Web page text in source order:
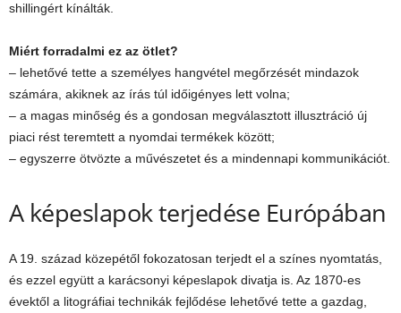
shillingért kínálták.
Miért forradalmi ez az ötlet?
– lehetővé tette a személyes hangvétel megőrzését mindazok
számára, akiknek az írás túl időigényes lett volna;
– a magas minőség és a gondosan megválasztott illusztráció új
piaci rést teremtett a nyomdai termékek között;
– egyszerre ötvözte a művészetet és a mindennapi kommunikációt.
A képeslapok terjedése Európában
A 19. század közepétől fokozatosan terjedt el a színes nyomtatás,
és ezzel együtt a karácsonyi képeslapok divatja is. Az 1870-es
évektől a litográfiai technikák fejlődése lehetővé tette a gazdag,